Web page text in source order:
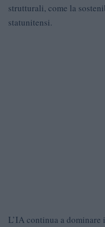
strutturali, come la
statunitensi.
L’IA continua a dominare